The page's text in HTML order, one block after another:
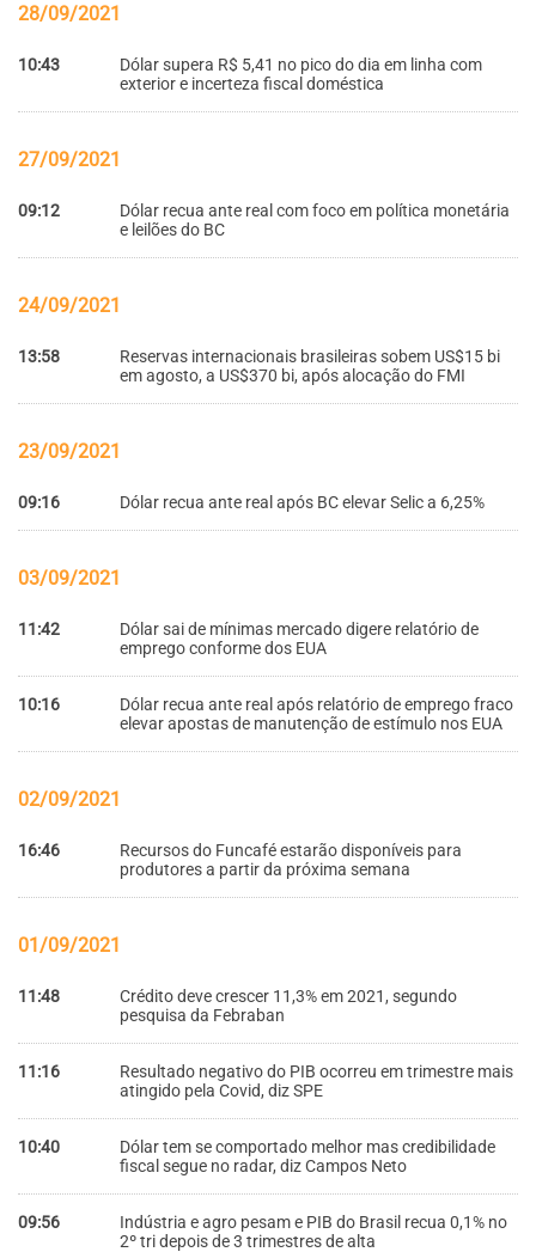
28/09/2021
10:43
Dólar supera R$ 5,41 no pico do dia em linha com
exterior e incerteza fiscal doméstica
27/09/2021
09:12
Dólar recua ante real com foco em política monetária
e leilões do BC
24/09/2021
13:58
Reservas internacionais brasileiras sobem US$15 bi
em agosto, a US$370 bi, após alocação do FMI
23/09/2021
09:16 Dólar recua ante real após BC elevar Selic a 6,25%
03/09/2021
11:42
Dólar sai de mínimas mercado digere relatório de
emprego conforme dos EUA
10:16
Dólar recua ante real após relatório de emprego fraco
elevar apostas de manutenção de estímulo nos EUA
02/09/2021
16:46
Recursos do Funcafé estarão disponíveis para
produtores a partir da próxima semana
01/09/2021
11:48
Crédito deve crescer 11,3% em 2021, segundo
pesquisa da Febraban
11:16
Resultado negativo do PIB ocorreu em trimestre mais
atingido pela Covid, diz SPE
10:40
Dólar tem se comportado melhor mas credibilidade
fiscal segue no radar, diz Campos Neto
09:56
Indústria e agro pesam e PIB do Brasil recua 0,1% no
2º tri depois de 3 trimestres de alta